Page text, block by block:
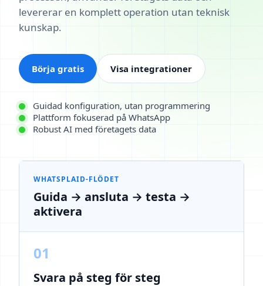
levererar en komplett operation utan teknisk
kunskap.
Börja gratis Visa integrationer
Guidad konfiguration, utan programmering
Plattform fokuserad på WhatsApp
Robust AI med företagets data
WHATSPLAID-FLÖDET
Guida → ansluta → testa →
aktivera
01
Svara på steg för steg